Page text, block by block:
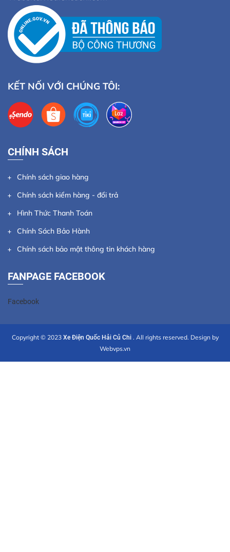
KẾT NỐI VỚI CHÚNG TÔI:
CHÍNH SÁCH
Chính sách giao hàng
Chính sách kiểm hàng - đổi trả
Hình Thức Thanh Toán
Chính Sách Bảo Hành
Chính sách bảo mật thông tin khách hàng
FANPAGE FACEBOOK
Facebook
Copyright © 2023 Xe Điện Quốc Hải Củ Chi . All rights reserved. Design by
Webvps.vn